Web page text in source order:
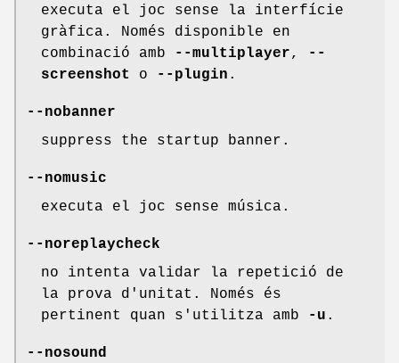
executa el joc sense la interfície
gràfica. Només disponible en
combinació amb
--multiplayer,
--
screenshot
o --plugin .
--nobanner
suppress the startup banner.
--nomusic
executa el joc sense música.
--noreplaycheck
no intenta validar la repetició de
la prova d'unitat. Només és
pertinent quan s'utilitza amb
-u .
--nosound